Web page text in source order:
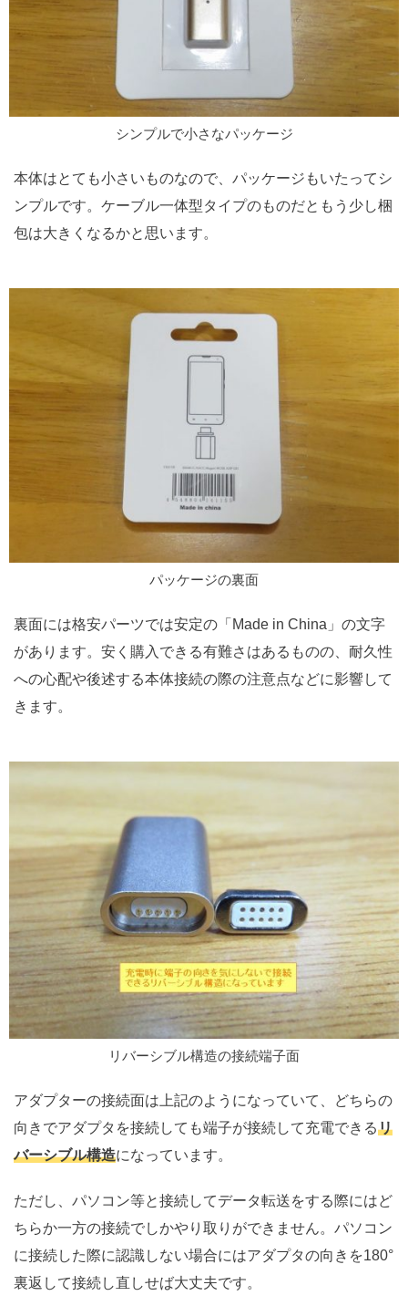
シンプルで小さなパッケージ
本体はとても小さいものなので、パッケージもいたってシ
ンプルです。ケーブル一体型タイプのものだともう少し梱
包は大きくなるかと思います。
パッケージの裏面
裏面には格安パーツでは安定の「Made in China」の文字
があります。安く購入できる有難さはあるものの、耐久性
への心配や後述する本体接続の際の注意点などに影響して
きます。
リバーシブル構造の接続端子面
アダプターの接続面は上記のようになっていて、どちらの
向きでアダプタを接続しても端子が接続して充電できるリ
バーシブル構造になっています。
ただし、パソコン等と接続してデータ転送をする際にはど
ちらか一方の接続でしかやり取りができません。パソコン
に接続した際に認識しない場合にはアダプタの向きを180°
裏返して接続し直しせば大丈夫です。